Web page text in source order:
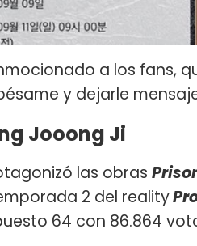
a los fans,
y dejarle
Jooong Ji
las obras
2 del reality
64 con 86.864